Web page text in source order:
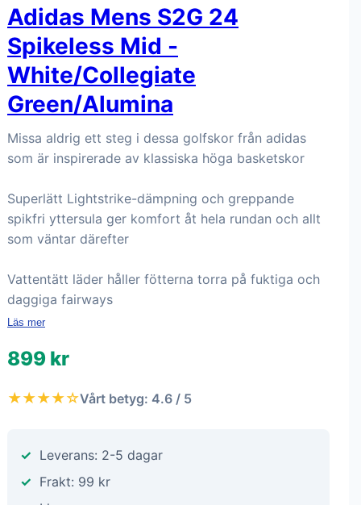
Adidas Mens S2G 24
Spikeless Mid -
White/Collegiate
Green/Alumina
Missa aldrig ett steg i dessa golfskor från adidas
som är inspirerade av klassiska höga basketskor
Superlätt Lightstrike-dämpning och greppande
spikfri yttersula ger komfort åt hela rundan och allt
som väntar därefter
Vattentätt läder håller fötterna torra på fuktiga och
daggiga fairways
Läs mer
899 kr
★★★★☆Vårt betyg: 4.6 / 5
Leverans: 2-5 dagar
Frakt: 99 kr